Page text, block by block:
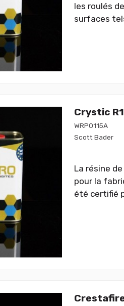
les roulés
surfaces
Crystic
WRP0115A
Scott Bader
La résine
pour la
été certifié